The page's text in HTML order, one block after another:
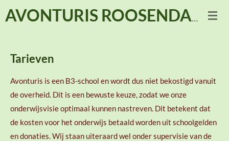
Ga
de
AVONTURIS ROOSENDAAL
Tarieven
Avonturis is een B3-school en wordt dus niet bekostigd vanuit
de overheid. Dit is een bewuste keuze, zodat we onze
onderwijsvisie optimaal kunnen nastreven. Dit betekent dat
de kosten voor het onderwijs betaald worden uit schoolgelden
en donaties. Wij staan uiteraard wel onder supervisie van de